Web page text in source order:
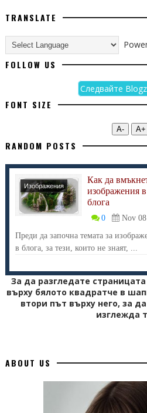
TRANSLATE
FOLLOW US
Следвайте
FONT SIZE
А- А+
RANDOM POSTS
Изображения
Как да
изображения в
блога
0
Nov 08
Преди да започна темата за
в блога, за тези, които не знаят, ...
За да разгледате
върху бялото квадратче в
втори път върху него, за
изглежда
ABOUT US